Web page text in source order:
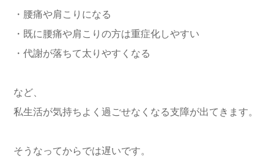
・腰痛や肩こりになる
・既に腰痛や肩こりの方は重症化しやすい
・代謝が落ちて太りやすくなる
など、
私生活が気持ちよく過ごせなくなる支障が出てきます。
そうなってからでは遅いです。